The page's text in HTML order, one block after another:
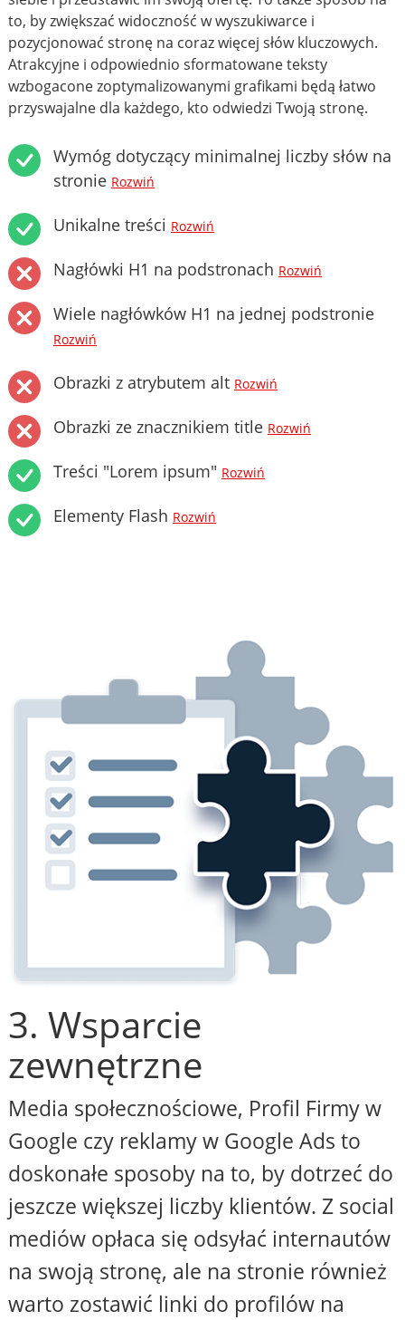
to, by zwiększać widoczność w wyszukiwarce i
pozycjonować stronę na coraz więcej słów kluczowych.
Atrakcyjne i odpowiednio sformatowane teksty
wzbogacone zoptymalizowanymi grafikami będą łatwo
przyswajalne dla każdego, kto odwiedzi Twoją stronę.
Wymóg dotyczący minimalnej liczby słów na
stronie Rozwiń
Unikalne treści Rozwiń
Nagłówki H1 na podstronach Rozwiń
Wiele nagłówków H1 na jednej podstronie
Rozwiń
Obrazki z atrybutem alt Rozwiń
Obrazki ze znacznikiem title Rozwiń
Treści "Lorem ipsum" Rozwiń
Elementy Flash Rozwiń
3. Wsparcie
zewnętrzne
Media społecznościowe, Profil Firmy w
Google czy reklamy w Google Ads to
doskonałe sposoby na to, by dotrzeć do
jeszcze większej liczby klientów. Z social
mediów opłaca się odsyłać internautów
na swoją stronę, ale na stronie również
warto zostawić linki do profilów na